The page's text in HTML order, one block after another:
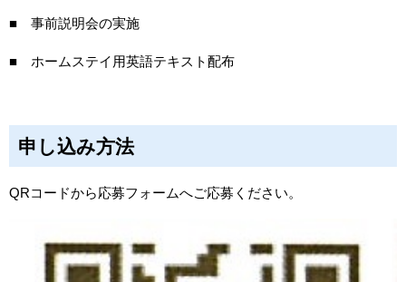
■ 事前説明会の実施
■ ホームステイ用英語テキスト配布
申し込み方法
QRコードから応募フォームへご応募ください。